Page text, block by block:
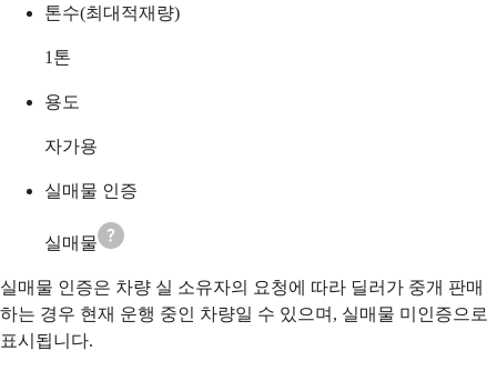
톤수(최대적재량)
1 톤
용도
자가용
실매물 인증
실매물
실매물 인증은 차량 실 소유자의 요청에 따라 딜러가 중개 판매
하는 경우 현재 운행 중인 차량일 수 있으며, 실매물 미인증으로
표시됩니다.